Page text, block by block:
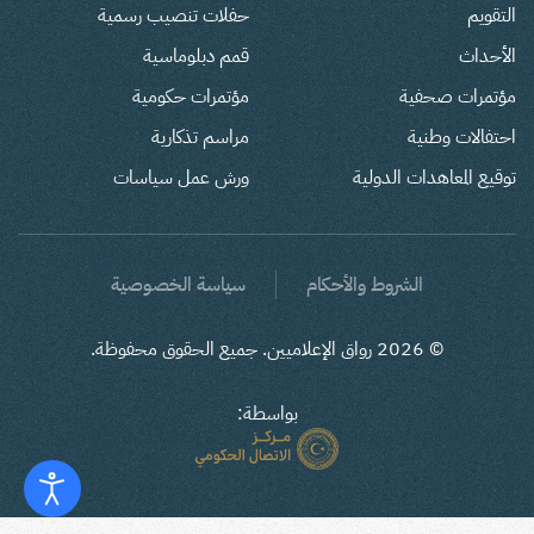
التقويم
الأحداث
مؤتمرات صحفية
احتفالات وطنية
توقيع المعاهدات الدولية
حفلات تنصيب رسمية
قمم دبلوماسية
مؤتمرات حكومية
مراسم تذكارية
ورش عمل سياسات
الشروط والأحكام سياسة الخصوصية
©
2026 رواق الإعلاميين. جميع الحقوق محفوظة.
بواسطة: